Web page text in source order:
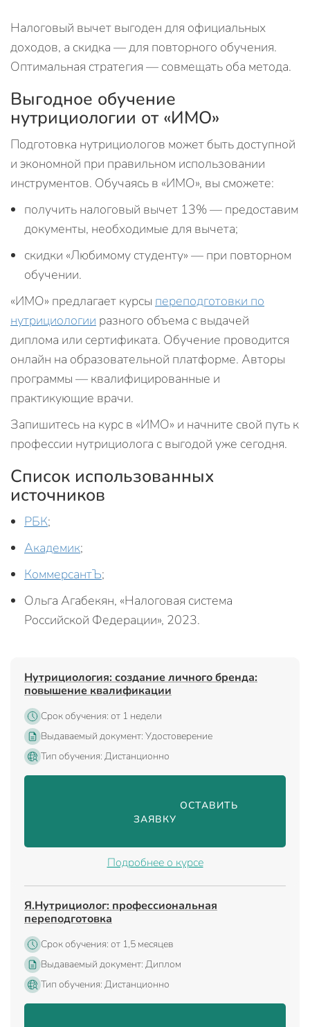
Налоговый вычет выгоден для официальных
доходов, а скидка — для повторного обучения.
Оптимальная стратегия — совмещать оба метода.
Выгодное обучение
нутрициологии от «ИМО»
Подготовка нутрициологов может быть доступной
и экономной при правильном использовании
инструментов. Обучаясь в «ИМО», вы сможете:
получить налоговый вычет 13% — предоставим
документы, необходимые для вычета;
скидки «Любимому студенту» — при повторном
обучении.
«ИМО» предлагает курсы переподготовки по
нутрициологии разного объема с выдачей
диплома или сертификата. Обучение проводится
онлайн на образовательной платформе. Авторы
программы — квалифицированные и
практикующие врачи.
Запишитесь на курс в «ИМО» и начните свой путь к
профессии нутрициолога с выгодой уже сегодня.
Список использованных
источников
РБК;
Академик;
КоммерсантЪ;
Ольга Агабекян, «Налоговая система
Российской Федерации», 2023.
Нутрициология: создание личного бренда:
повышение квалификации
Срок обучения: от 1 недели
Выдаваемый документ: Удостоверение
Тип обучения: Дистанционно
                                ОСТАВИТЬ
ЗАЯВКУ
Подробнее о курсе
Я.Нутрициолог: профессиональная
переподготовка
Срок обучения: от 1,5 месяцев
Выдаваемый документ: Диплом
Тип обучения: Дистанционно